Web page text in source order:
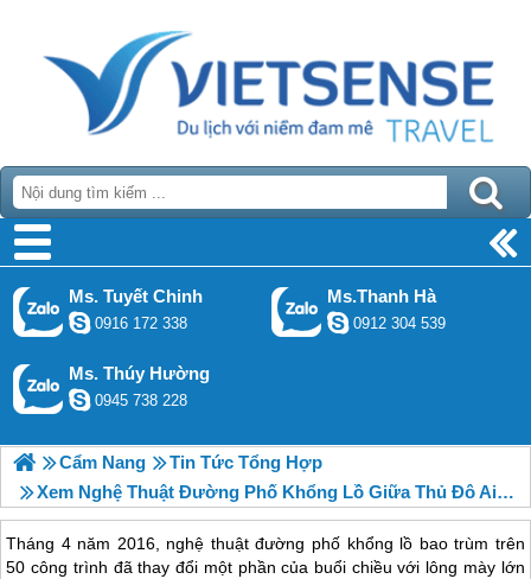
Ms. Tuyết Chinh
0916 172 338
Ms.Thanh Hà
0912 304 539
Ms. Thúy Hường
0945 738 228
Cẩm Nang
Tin Tức Tổng Hợp
Xem Nghệ Thuật Đường Phố Khổng Lồ Giữa Thủ Đô Ai Cập
Tháng 4 năm 2016, nghệ thuật đường phố khổng lồ bao trùm trên
50 công trình đã thay đổi một phần của buổi chiều với lông mày lớn